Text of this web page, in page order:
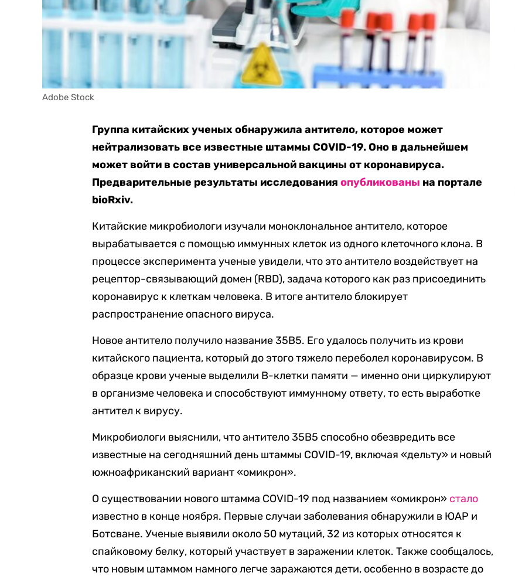
Adobe Stock
Группа китайских ученых обнаружила антитело, которое может
нейтрализовать все известные штаммы COVID-19. Оно в дальнейшем
может войти в состав универсальной вакцины от коронавируса.
Предварительные результаты исследованияопубликованы на портале
bioRxiv.
Китайские микробиологи изучали моноклональное антитело, которое
вырабатывается с помощью иммунных клеток из одного клеточного клона. В
процессе эксперимента ученые увидели, что это антитело воздействует на
рецептор-связывающий домен (RBD), задача которого как раз присоединить
коронавирус к клеткам человека. В итоге антитело блокирует
распространение опасного вируса.
Новое антитело получило название 35B5. Его удалось получить из крови
китайского пациента, который до этого тяжело переболел коронавирусом. В
образце крови ученые выделили B-клетки памяти — именно они циркулируют
в организме человека и способствуют иммунному ответу, то есть выработке
антител к вирусу.
Микробиологи выяснили, что антитело 35B5 способно обезвредить все
известные на сегодняшний день штаммы COVID-19, включая «дельту» и новый
южноафриканский вариант «омикрон».
О существовании нового штамма COVID-19 под названием «омикрон» стало
известно в конце ноября. Первые случаи заболевания обнаружили в ЮАР и
Ботсване. Ученые выявили около 50 мутаций, 32 из которых относятся к
спайковому белку, который участвует в заражении клеток. Также сообщалось,
что новым штаммом намного легче заражаются дети, особенно в возрасте до